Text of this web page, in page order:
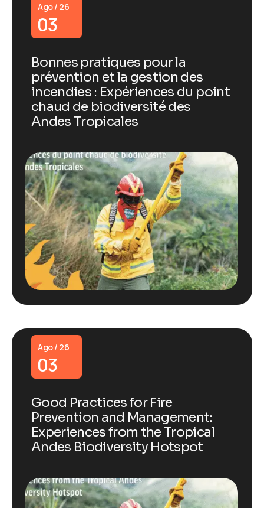
Ago / 26
03
Bonnes pratiques pour la
prévention et la gestion des
incendies : Expériences du point
chaud de biodiversité des
Andes Tropicales
Ago / 26
03
Good Practices for Fire
Prevention and Management:
Experiences from the Tropical
Andes Biodiversity Hotspot